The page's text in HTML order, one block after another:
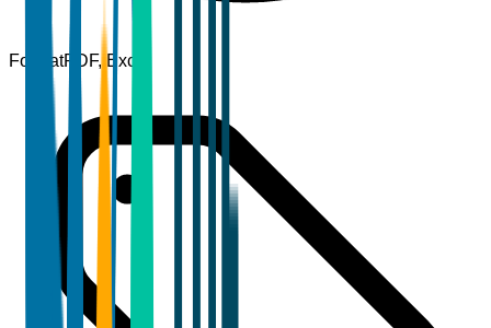
FormatPDF, Excel